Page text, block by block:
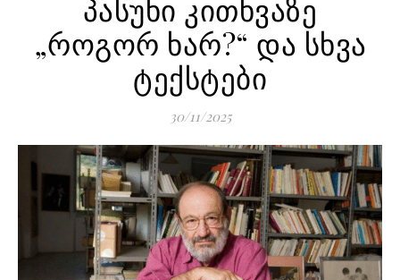
პასუხი კითხვაზე
„როგორ ხარ?“ და სხვა
ტექსტები
30/11/2025